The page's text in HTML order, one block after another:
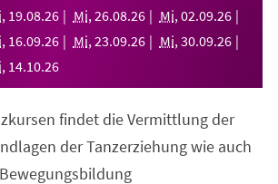
, 19.08.26 Mi, 26.08.26 Mi, 02.09.26
, 16.09.26 Mi, 23.09.26 Mi, 30.09.26
, 14.10.26
findet die Vermittlung der
der Tanzerziehung wie auch